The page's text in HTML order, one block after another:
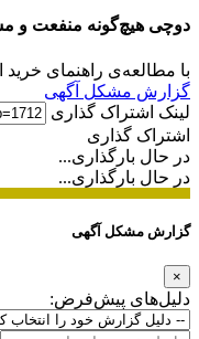
دوچی هیچ‌گونه منفعت و
با مطالعه‌ی راهنمای خرید
گزارش مشکل آگهی
لینک اشتراک گذاری
اشتراک گذاری
در حال بارگذاری...
در حال بارگذاری...
گزارش مشکل آگهی
×
دلیل‌های پیش‌فرض: